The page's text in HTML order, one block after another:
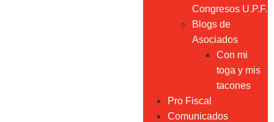
Congresos U.P.F.
Blogs de
Asociados
Con mi
toga y mis
tacones
Pro Fiscal
Comunicados